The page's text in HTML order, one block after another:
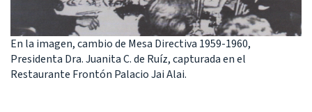
En la imagen, cambio de Mesa Directiva 1959-1960,
Presidenta Dra. Juanita C. de Ruíz, capturada en el
Restaurante Frontón Palacio Jai Alai.